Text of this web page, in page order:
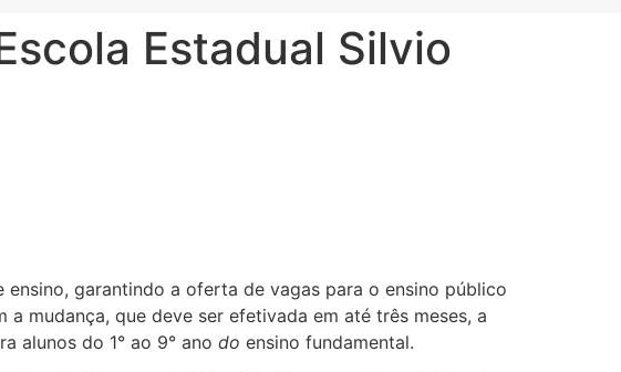
Estadual Silvio
garantindo a oferta de vagas para o ensino público
mudança, que deve ser efetivada em até três meses, a
alunos do 1° ao 9° ano do ensino fundamental.